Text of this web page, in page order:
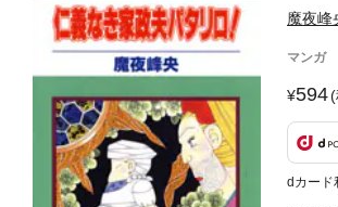
魔夜峰
マンガ
594(
dカード